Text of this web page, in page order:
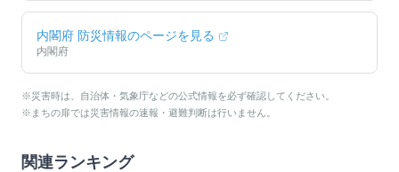
内閣府 防災情報のページを見る
内閣府
※災害時は、自治体・気象庁などの公式情報を必ず確認してください。
※まちの扉では災害情報の速報・避難判断は行いません。
関連ランキング